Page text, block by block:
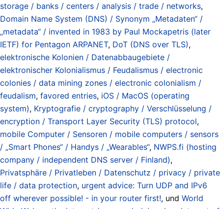
storage / banks / centers / analysis / trade / networks,
Domain Name System (DNS) / Synonym „Metadaten“ /
„metadata“ / invented in 1983 by Paul Mockapetris (later
IETF) for Pentagon ARPANET, DoT (DNS over TLS),
elektronische Kolonien / Datenabbaugebiete /
elektronischer Kolonialismus / Feudalismus / electronic
colonies / data mining zones / electronic colonialism /
feudalism, favored entries, iOS / MacOS (operating
system), Kryptografie / cryptography / Verschlüsselung /
encryption / Transport Layer Security (TLS) protocol,
mobile Computer / Sensoren / mobile computers / sensors
/ „Smart Phones“ / Handys / „Wearables“, NWPS.fi (hosting
company / independent DNS server / Finland),
Privatsphäre / Privatleben / Datenschutz / privacy / private
life / data protection, urgent advice: Turn UDP and IPv6
off wherever possible! - in your router first!, und World